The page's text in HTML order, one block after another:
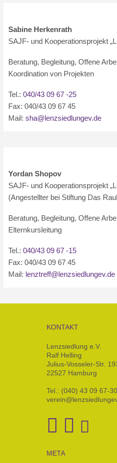
Sabine Herkenrath
SAJF- und Kooperationsprojekt
Beratung, Begleitung, Offene
Koordination von Projekten
Tel.:040/43 09 67 -25
Fax: 040/43 09 67 45
Mail:sha@lenzsiedlungev.de
Yordan Shopov
SAJF- und Kooperationsprojekt
(Angestellter bei Stiftung Das
Beratung, Begleitung, Offene
Elternkursleitung
Tel.:040/43 09 67 -15
Fax: 040/43 09 67 45
Mail: lenztreff@lenzsiedlungev.de
KONTAKT
Lenzsiedlung e.V.
Ralf Helling
Julius-Vosseler-Str.
22527 Hamburg
Tel.: (040) 43 09 67-30
META